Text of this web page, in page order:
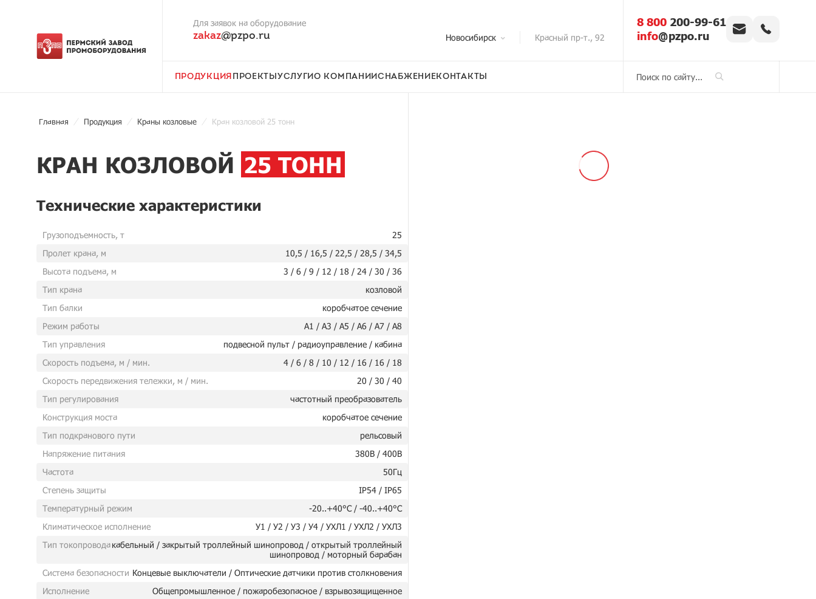
Для заявок на оборудование
zakaz@pzpo.ru Новосибирск Красный пр-т., 92
ПРОДУКЦИЯ ПРОЕКТЫ УСЛУГИО КОМПАНИИСНАБЖЕНИЕКОНТАКТЫ
8 800 200-99-61
info@pzpo.ru
Главная Продукция Краны козловые Кран козловой 25 тонн
КРАН КОЗЛОВОЙ 25 ТОНН
Технические характеристики
Грузоподъемность, т
25
Пролет крана, м
10,5 / 16,5 / 22,5 / 28,5 / 34,5
Высота подъема, м
3 / 6 / 9 / 12 / 18 / 24 / 30 / 36
Тип крана
козловой
Тип балки
коробчатое сечение
Режим работы
А1 / А3 / А5 / А6 / А7 / А8
Тип управления
подвесной пульт / радиоуправление / кабина
Скорость подъема, м / мин.
4 / 6 / 8 / 10 / 12 / 16 / 16 / 18
Скорость передвижения тележки, м / мин.
20 / 30 / 40
Тип регулирования
частотный преобразователь
Конструкция моста
коробчатое сечение
Тип подкранового пути
рельсовый
Напряжение питания
380В / 400В
Частота
50Гц
Степень защиты
IP54 / IP65
Температурный режим
-20..+40°C / -40..+40°C
Климатическое исполнение
У1 / У2 / У3 / У4 / УХЛ1 / УХЛ2 / УХЛ3
Тип токопроводакабельный / закрытый троллейный шинопровод / открытый троллейный
шинопровод / моторный барабан
Система безопасности Концевые выключатели / Оптические датчики против столкновения
Исполнение
Общепромышленное / пожаробезопасное / взрывозащищенное